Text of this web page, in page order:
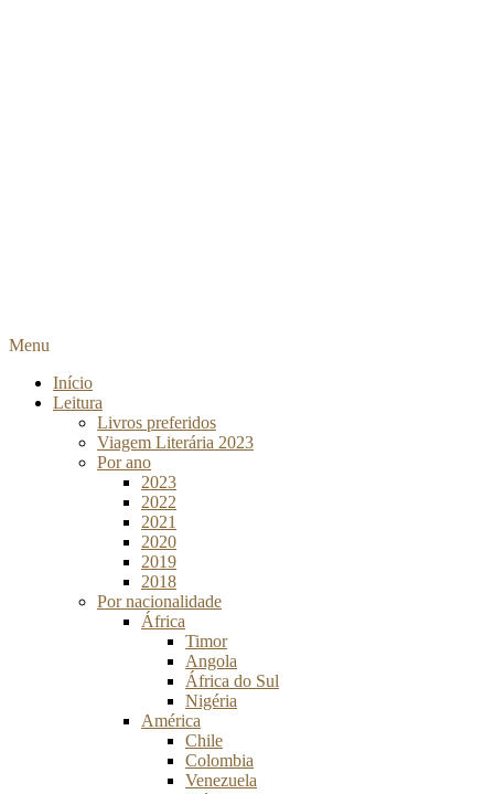
Menu
Início
Leitura
Livros preferidos
Viagem Literária 2023
Por ano
2023
2022
2021
2020
2019
2018
Por nacionalidade
África
Timor
Angola
África do Sul
Nigéria
América
Chile
Colombia
Venezuela